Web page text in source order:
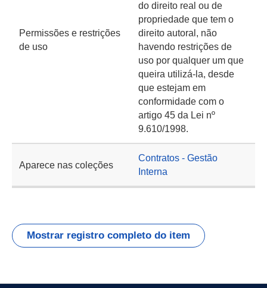
Permissões e restrições
de uso
do direito real ou de
propriedade que tem o
direito autoral, não
havendo restrições de
uso por qualquer um que
queira utilizá-la, desde
que estejam em
conformidade com o
artigo 45 da Lei nº
9.610/1998.
Aparece nas coleções
Contratos - Gestão
Interna
Mostrar registro completo do item